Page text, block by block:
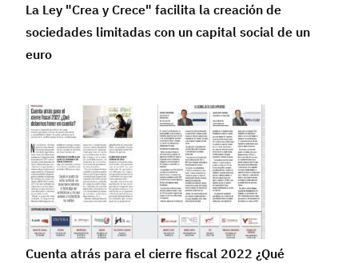
La Ley "Crea y Crece" facilita la creación de
sociedades limitadas con un capital social de un
euro
Cuenta atrás para el cierre fiscal 2022 ¿Qué